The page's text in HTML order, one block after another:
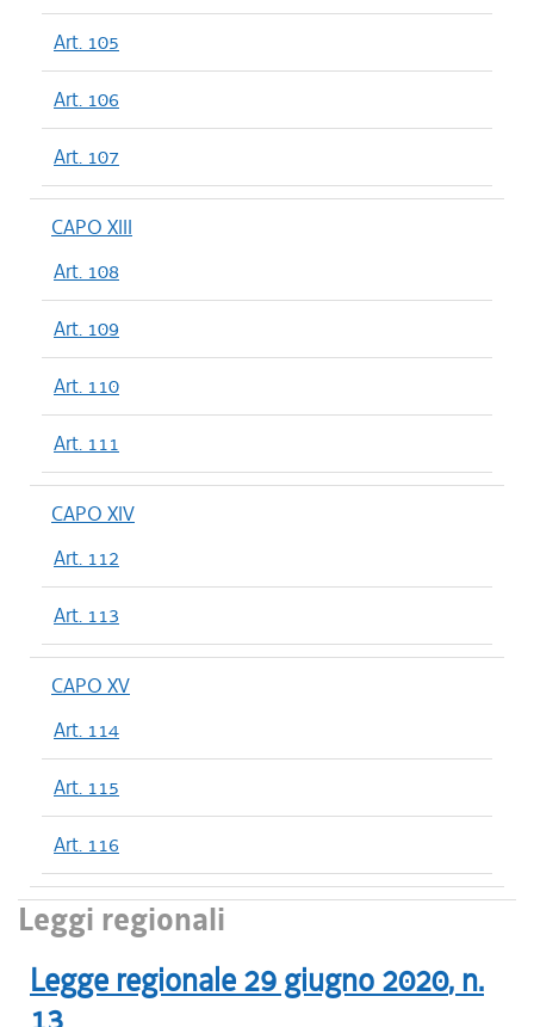
Art. 105
Art. 106
Art. 107
CAPO XIII
Art. 108
Art. 109
Art. 110
Art. 111
CAPO XIV
Art. 112
Art. 113
CAPO XV
Art. 114
Art. 115
Art. 116
Leggi regionali
Legge regionale 29 giugno 2020, n.